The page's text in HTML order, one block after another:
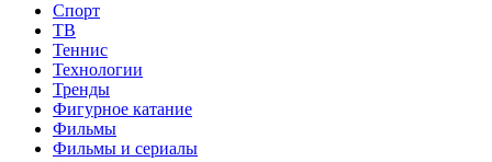
Спорт
ТВ
Теннис
Технологии
Тренды
Фигурное катание
Фильмы
Фильмы и сериалы